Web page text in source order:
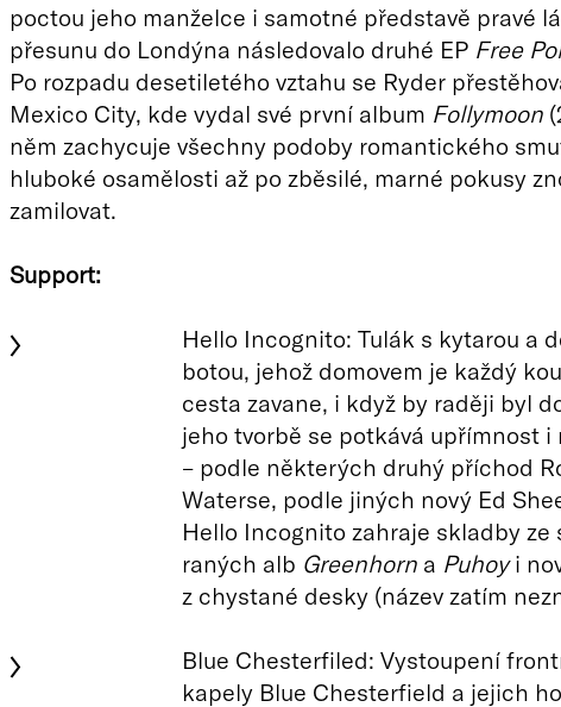
poctou jeho manželce i samotné představě pravé
přesunu do Londýna následovalo druhé EP Free
Po rozpadu desetiletého vztahu se Ryder
Mexico City, kde vydal své první album Follymoon
něm zachycuje všechny podoby romantického
hluboké osamělosti až po zběsilé, marné pokusy
zamilovat.
Support:
Hello Incognito: Tulák s kytarou a
botou, jehož domovem je každý
cesta zavane, i když by raději byl
jeho tvorbě se potkává upřímnost i
– podle některých druhý příchod
Waterse, podle jiných nový Ed
Hello Incognito zahraje skladby ze
raných alb Greenhorn a Puhoyi
z chystané desky (název zatím
Blue Chesterfiled: Vystoupení
kapely Blue Chesterfield a jejich